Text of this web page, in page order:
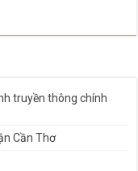
truyền thông chính
Cần Thơ